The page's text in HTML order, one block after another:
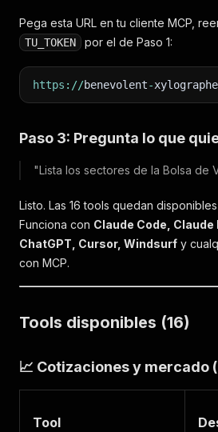
Pega esta URL en tu cliente MCP,
TU_TOKEN por el de Paso 1:
https : //benevolent-xylographe
Paso 3: Pregunta lo que
"Lista los sectores de la Bolsa de
Listo. Las 16 tools quedan
Funciona con Claude Code, Claude
ChatGPT, Cursor, Windsurf y
con MCP.
Tools disponibles (16)
📈 Cotizaciones y mercado
Tool